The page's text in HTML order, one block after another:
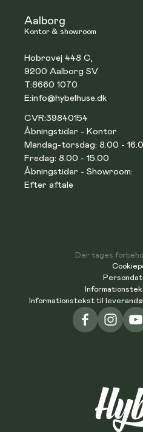
Aalborg
Kontor & showroom
Hobrovej 448 C,
9200 Aalborg SV
T:8660 1070
E:info@hybelhuse.dk
CVR:39840154
Åbningstider - Kontor
Mandag-torsdag: 8.00 -
Fredag: 8.00 - 15.00
Åbningstider - Showroom:
Efter aftale
Informationstekst til
Der tages